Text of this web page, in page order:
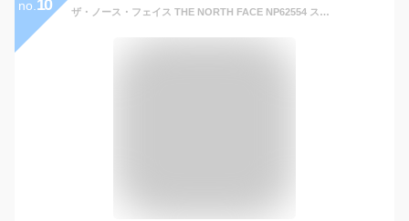
no. 10 ザ・ノース・フェイス THE NORTH FACE NP62554 スクープジャケット SCOOP JACKET マウンテンパーカー シェル アウトドア アウター メンズ レディース 防水 撥水 防寒 防風 3カラー 国内正規 2025AW 20%OFF セール